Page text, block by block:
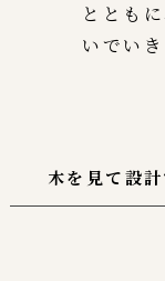
ととも
いでいき
木を見て設計